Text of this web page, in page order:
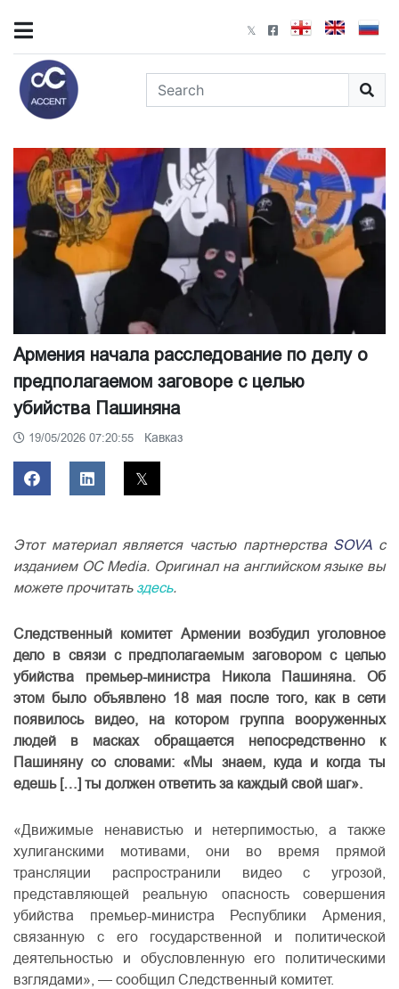
Армения начала расследование по делу о
предполагаемом заговоре с целью
убийства Пашиняна
19/05/2026 07:20:55 Кавказ
Этот материал является частью партнерства SOVAс
изданием OC Media. Оригинал на английском языке вы
можете прочитатьздесь.
Следственный комитет Армении возбудил уголовное
дело в связи с предполагаемым заговором с целью
убийства премьер-министра Никола Пашиняна. Об
этом было объявлено 18 мая после того, как в сети
появилось видео, на котором группа вооруженных
людей в масках обращается непосредственно к
Пашиняну со словами: «Мы знаем, куда и когда ты
едешь […] ты должен ответить за каждый свой шаг».
«Движимые ненавистью и нетерпимостью, а также
хулиганскими мотивами, они во время прямой
трансляции распространили видео с угрозой,
представляющей реальную опасность совершения
убийства премьер-министра Республики Армения,
связанную с его государственной и политической
деятельностью и обусловленную его политическими
взглядами», — сообщил Следственный комитет.